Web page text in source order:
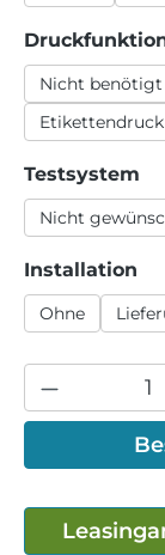
Nicht benötigt
Testsystem
Nicht
Installation
Ohne